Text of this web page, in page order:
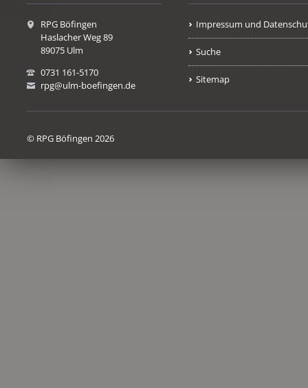
RPG Böfingen
Haslacher Weg 89
89075 Ulm
0731 161-5170
rpg@ulm-boefingen.de
Impressum und
Suche
Sitemap
© RPG Böfingen 2026